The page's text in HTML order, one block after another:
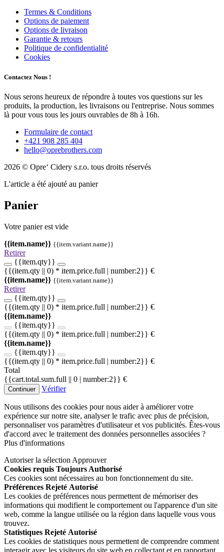
Termes & Conditions
Options de paiement
Options de livraison
Garantie & retours
Politique de confidentialité
Cookies
Contactez Nous !
Nous serons heureux de répondre à toutes vos questions sur les
produits, la production, les livraisons ou l'entreprise. Nous sommes
là pour vous tous les jours ouvrables de 8h à 16h.
Formulaire de contact
+421 908 285 404
hello@oprebrothers.com
2026 © Opre‘ Cidery s.r.o. tous droits réservés
L'article a été ajouté au panier
Panier
Votre panier est vide
{{item.name}} {{item.variant.name}}
Retirer
{{item.qty}}
{{(item.qty || 0) * item.price.full | number:2}} €
{{item.name}} {{item.variant.name}}
Retirer
{{item.qty}}
{{(item.qty || 0) * item.price.full | number:2}} €
{{item.name}}
{{item.qty}}
{{(item.qty || 0) * item.price.full | number:2}} €
{{item.name}}
{{item.qty}}
{{(item.qty || 0) * item.price.full | number:2}} €
Total
{{cart.total.sum.full || 0 | number:2}} €
Continuer Vérifier
Nous utilisons des cookies pour nous aider à améliorer votre
expérience sur notre site, analyser le trafic avec plus de précision,
personnaliser vos paramètres d'utilisateur et vos publicités. Êtes-vous
d'accord avec le traitement des données personnelles associées ?
Plus d'informations
Autoriser la sélection Approuver
Cookies requis Toujours Authorisé
Ces cookies sont nécessaires au bon fonctionnement du site.
Préférences Rejeté Autorisé
Les cookies de préférences nous permettent de mémoriser des
informations qui modifient le comportement ou l'apparence d'un site
web, comme la langue utilisée ou la région dans laquelle vous vous
trouvez.
Statistiques Rejeté Autorisé
Les cookies de statistiques nous permettent de comprendre comment
interagir avec les visiteurs du site web en collectant et en rapportant